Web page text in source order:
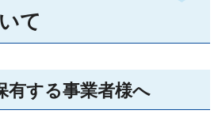
て
有する事業者様へ